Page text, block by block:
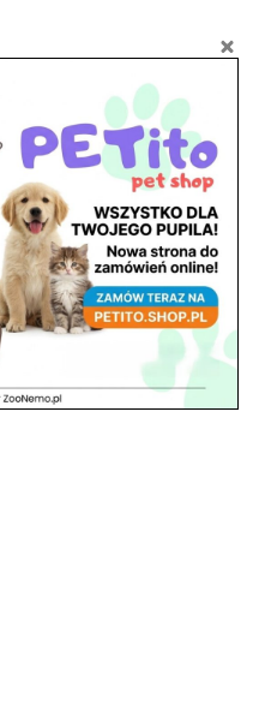
ZooNemo
Najpiękniejsze
ZooNemo – Legionowo i
o komfort swojego pupila
ZooNemo
Sklep Zoologiczny
Twojego Pupila | ZooNemo